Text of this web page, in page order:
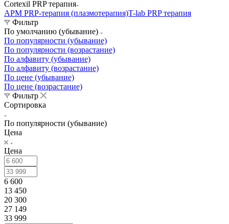
Cortexil PRP терапия
АРМ PRP-терапия (плазмотерапия)T-lab PRP терапия
Фильтр
По умолчанию (убывание)
По популярности (убывание)
По популярности (возрастание)
По алфавиту (убывание)
По алфавиту (возрастание)
По цене (убывание)
По цене (возрастание)
Фильтр
Сортировка
По популярности (убывание)
Цена
Цена
6 600
13 450
20 300
27 149
33 999